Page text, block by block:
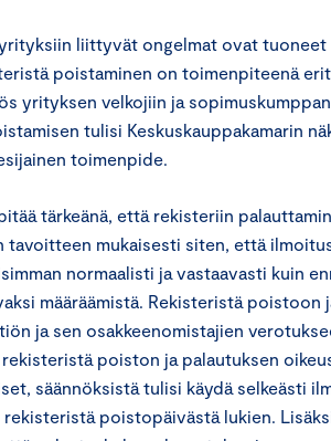
liittyvät ongelmat ovat
poistaminen on toimenpiteenä
yrityksen velkojiin ja
tulisi Keskuskauppakamarin
toimenpide.
tärkeänä, että rekisteriin
tavoitteen mukaisesti siten, että
normaalisti ja vastaavasti kuin
määräämistä. Rekisteristä poistoon
ja sen osakkeenomistajien
poiston ja palautuksen
säännöksistä tulisi käydä selkeästi
poistopäivästä lukien.